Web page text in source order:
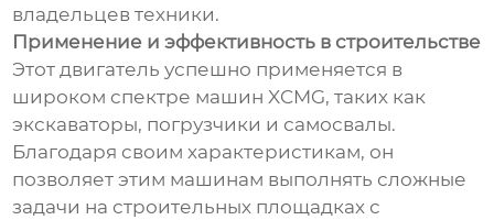
владельцев техники.
Применение и эффективность в строительстве
Этот двигатель успешно применяется в
широком спектре машин XCMG, таких как
экскаваторы, погрузчики и самосвалы.
Благодаря своим характеристикам, он
позволяет этим машинам выполнять сложные
задачи на строительных площадках с